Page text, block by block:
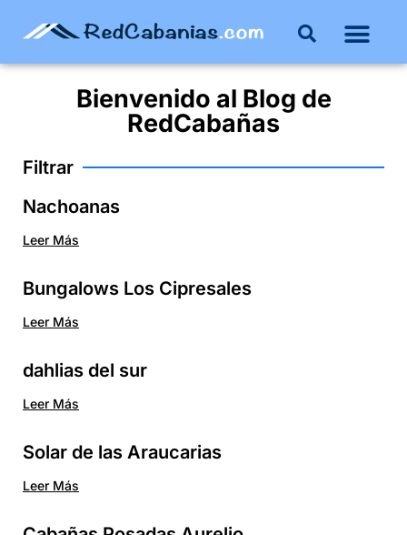
Bienvenido al Blog de
RedCabañas
Filtrar
Nachoanas
Leer Más
Bungalows Los Cipresales
Leer Más
dahlias del sur
Leer Más
Solar de las Araucarias
Leer Más